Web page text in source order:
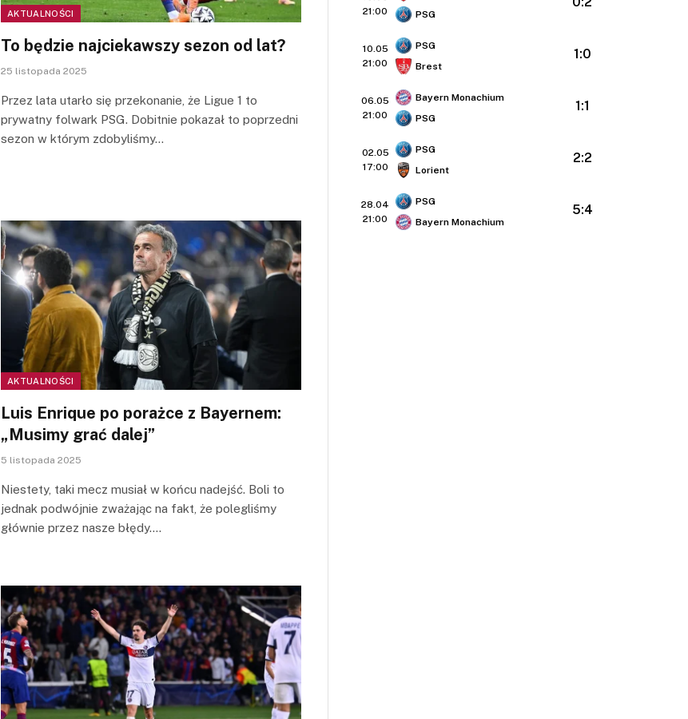
AKTUALNOŚCI
To będzie najciekawszy sezon od lat?
25 listopada 2025
Przez lata utarło się przekonanie, że Ligue 1 to
prywatny folwark PSG. Dobitnie pokazał to poprzedni
sezon w którym zdobyliśmy…
AKTUALNOŚCI
Luis Enrique po porażce z Bayernem:
„Musimy grać dalej”
5 listopada 2025
Niestety, taki mecz musiał w końcu nadejść. Boli to
jednak podwójnie zważając na fakt, że polegliśmy
głównie przez nasze błędy.…
21:00
PSG
10.05
21:00
PSG
Brest
1:0
06.05
21:00
Bayern Monachium
PSG
1:1
02.05
17:00
PSG
Lorient
2:2
28.04
21:00
PSG
Bayern Monachium
5:4